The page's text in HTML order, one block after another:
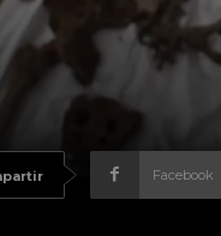
Facebook